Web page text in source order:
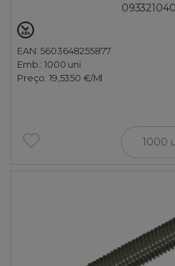
EAN: 5603648255877
Emb.:1000 uni
Preço: 19,5350 €/Ml